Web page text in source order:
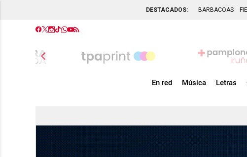
DESTACADOS: BARBACOAS
chevron_left
En red Música Letras